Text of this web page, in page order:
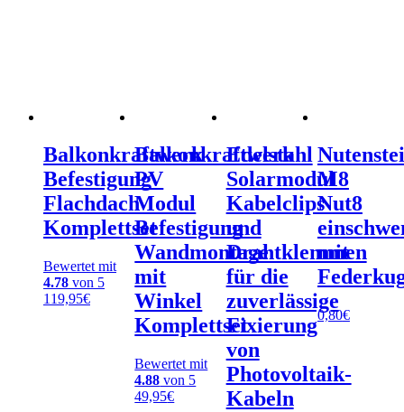
Balkonkraftwerk
Befestigung
Flachdach
Komplettset
Bewertet mit
4.78 von 5
119,95€
Balkonkraftwerk
PV
Modul
Befestigung
Wandmontage
mit
Winkel
Komplettset
Bewertet mit
4.88 von 5
49,95€
Edelstahl
Solarmodul
Kabelclips
und
Drahtklemmen
für die
zuverlässige
Fixierung
von
Photovoltaik-
Kabeln
M8
Nut8
mit
0,80€